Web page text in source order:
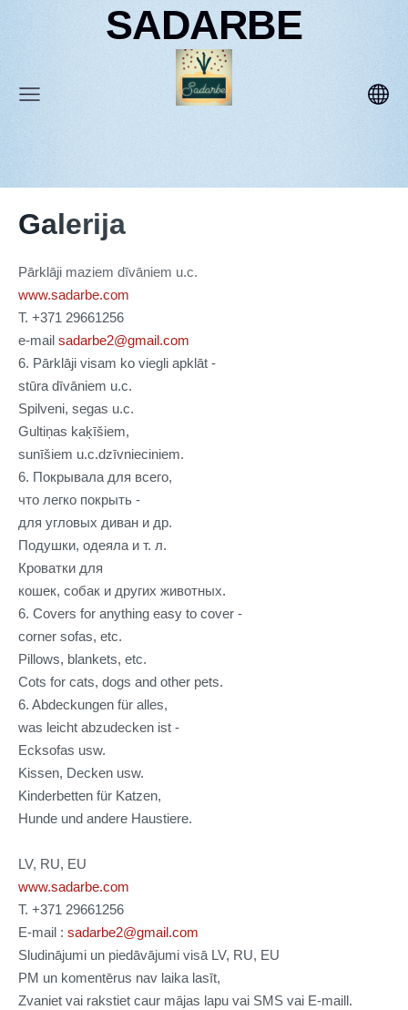
SADARBE
Galerija
Pārklāji maziem dīvāniem u.c.
www.sadarbe.com
T. +371 29661256
e-mail sadarbe2@gmail.com
6. Pārklāji visam ko viegli apklāt -
stūra dīvāniem u.c.
Spilveni, segas u.c.
Gultiņas kaķīšiem,
sunīšiem u.c.dzīvnieciniem.
6. Покрывала для всего,
что легко покрыть -
для угловых диван и др.
Подушки, одеяла и т. л.
Кроватки для
кошек, собак и других животных.
6. Covers for anything easy to cover -
corner sofas, etc.
Pillows, blankets, etc.
Cots for cats, dogs and other pets.
6. Abdeckungen für alles,
was leicht abzudecken ist -
Ecksofas usw.
Kissen, Decken usw.
Kinderbetten für Katzen,
Hunde und andere Haustiere.
LV, RU, EU
www.sadarbe.com
T. +371 29661256
E-mail : sadarbe2@gmail.com
Sludinājumi un piedāvājumi visā LV, RU, EU
PM un komentērus nav laika lasīt,
Zvaniet vai rakstiet caur mājas lapu vai SMS vai E-maill.